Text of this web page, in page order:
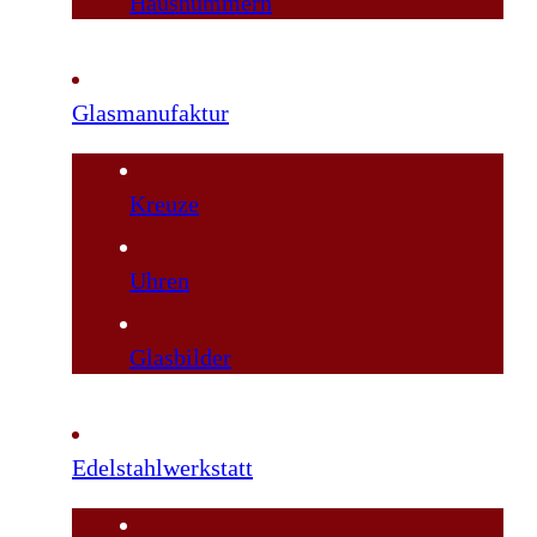
Glasmanufaktur
Kreuze
Uhren
Glasbilder
Edelstahlwerkstatt